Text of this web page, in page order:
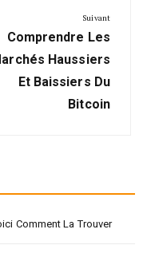
Suivant
Suivant:
Comprendre Les
Haussiers
Et Baissiers Du
Bitcoin
Comment La Trouver